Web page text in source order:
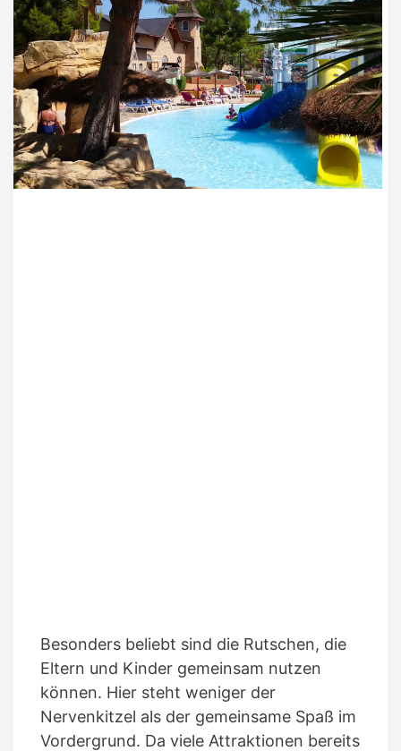
Besonders beliebt sind die Rutschen, die
Eltern und Kinder gemeinsam nutzen
können. Hier steht weniger der
Nervenkitzel als der gemeinsame Spaß im
Vordergrund. Da viele Attraktionen bereits